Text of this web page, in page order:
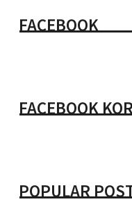
FACEBOOK
FACEBOOK
POPULAR